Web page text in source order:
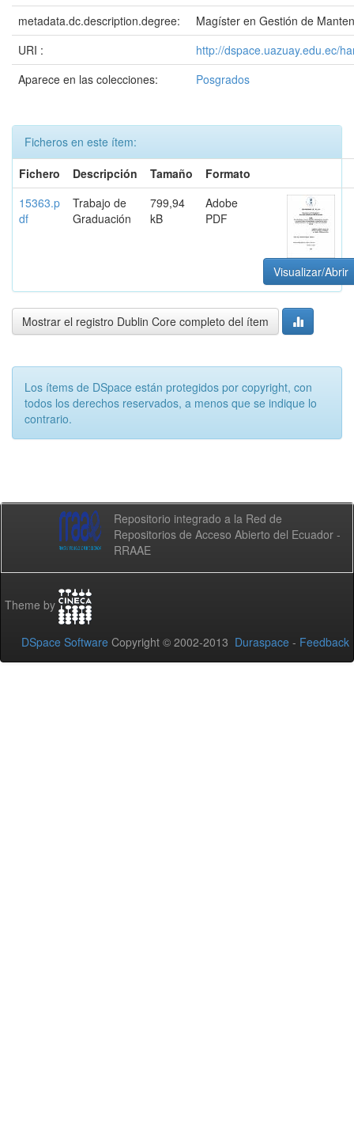
metadata.dc.description.degree:
Magíster en Gestión de
URI :
http://dspace.uazuay.edu.ec/
Aparece en las colecciones:
Posgrados
Ficheros en este ítem:
Fichero
Descripción Tamaño
Formato
15363.p
df
Trabajo de
Graduación
799,94
kB
Adobe
PDF
Visualizar/Abrir
Mostrar el registro Dublin Core completo del ítem
Los ítems de DSpace están protegidos por copyright, con
todos los derechos reservados, a menos que se indique lo
contrario.
Repositorio integrado a la Red de
Repositorios de Acceso Abierto del Ecuador -
RRAAE
Theme by
DSpace Software Copyright © 2002-2013 Duraspace - Feedback